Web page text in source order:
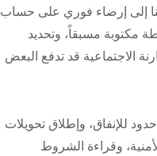
إلى إرضاء فوري على حساب
مكتوبة مسبقاً، وتحديد
الاجتماعية قد تدفع البعض
للإنفاق، وإطلاق تحويلات
وقراءة الشروط